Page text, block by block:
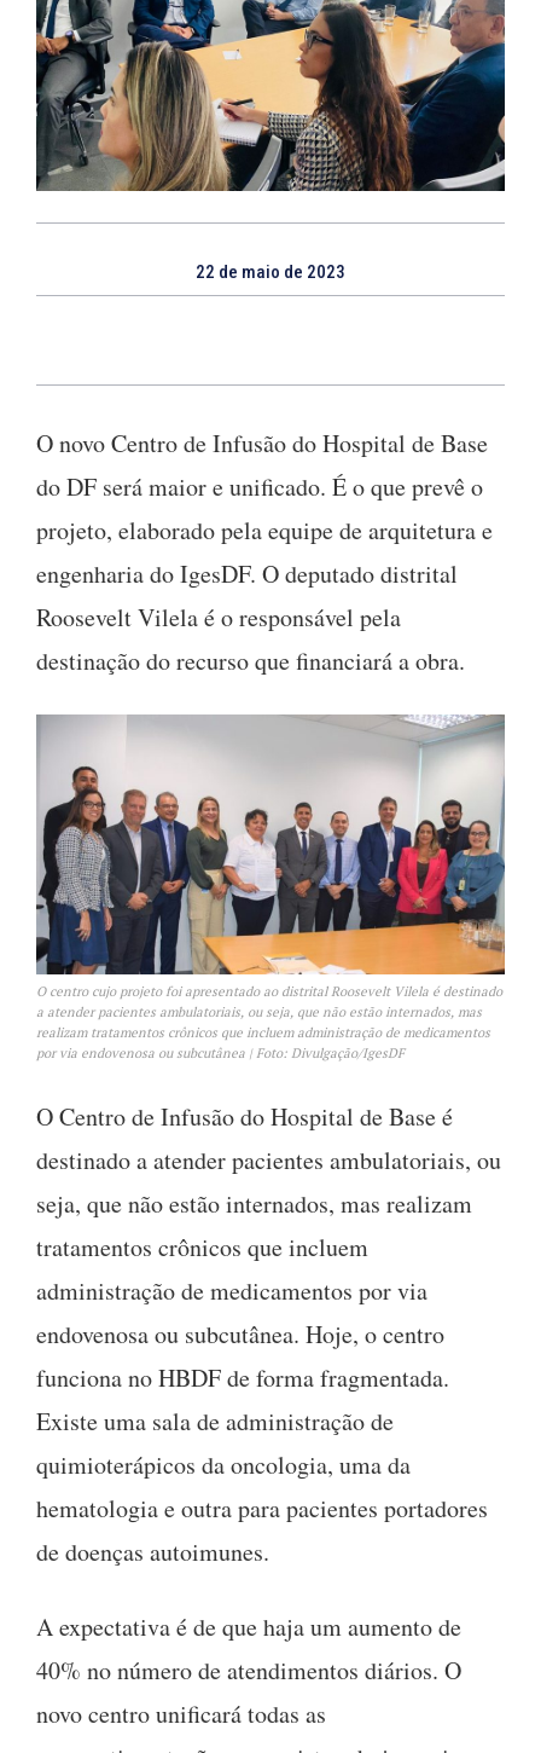
22 de maio de 2023
O novo Centro de Infusão do Hospital de Base
do DF será maior e unificado. É o que prevê o
projeto, elaborado pela equipe de arquitetura e
engenharia do IgesDF. O deputado distrital
Roosevelt Vilela é o responsável pela
destinação do recurso que financiará a obra.
O centro cujo projeto foi apresentado ao distrital Roosevelt Vilela é destinado
a atender pacientes ambulatoriais, ou seja, que não estão internados, mas
realizam tratamentos crônicos que incluem administração de medicamentos
por via endovenosa ou subcutânea | Foto: Divulgação/IgesDF
O Centro de Infusão do Hospital de Base é
destinado a atender pacientes ambulatoriais, ou
seja, que não estão internados, mas realizam
tratamentos crônicos que incluem
administração de medicamentos por via
endovenosa ou subcutânea. Hoje, o centro
funciona no HBDF de forma fragmentada.
Existe uma sala de administração de
quimioterápicos da oncologia, uma da
hematologia e outra para pacientes portadores
de doenças autoimunes.
A expectativa é de que haja um aumento de
40% no número de atendimentos diários. O
novo centro unificará todas as